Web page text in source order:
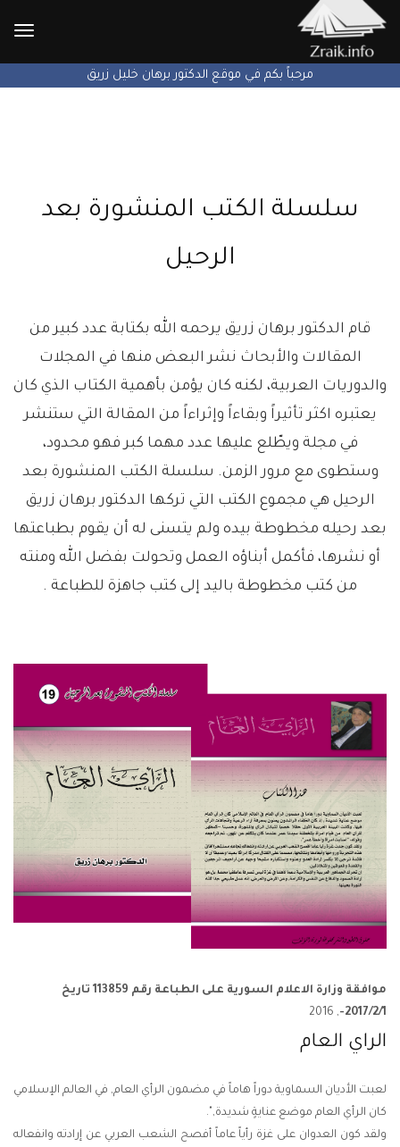
يتم الآن بعون الله تطوير الموقع ...
سلسلة الكتب المنشورة بعد
الرحيل
قام الدكتور برهان زريق يرحمه الله بكتابة عدد كبير من
المقالات والأبحاث نشر البعض منها في المجلات
والدوريات العربية، لكنه كان يؤمن بأهمية الكتاب الذي كان
يعتبره اكثر تأثيراً وبقاءاً وإثراءاً من المقالة التي ستنشر
في مجلة ويطّلع عليها عدد مهما كبر فهو محدود،
وستطوى مع مرور الزمن. سلسلة الكتب المنشورة بعد
الرحيل هي مجموع الكتب التي تركها الدكتور برهان زريق
بعد رحيله مخطوطة بيده ولم يتسنى له أن يقوم بطباعتها
أو نشرها، فأكمل أبناؤه العمل وتحولت بفضل الله ومنته
من كتب مخطوطة باليد إلى كتب جاهزة للطباعة .
موافقة وزارة الاعلام السورية على الطباعة رقم 113859 تاريخ
2017/2/1-
, 2016
الراي العام
لعبت الأديان السماوية دوراً هاماً في مضمون الرأي العام, في العالم الإسلامي
كان الرأي العام موضع عنايةٍ شديدة,".
ولقد كون العدوان على غزة رأياً عاماً أفصح الشعب العربي عن إرادته وانفعاله